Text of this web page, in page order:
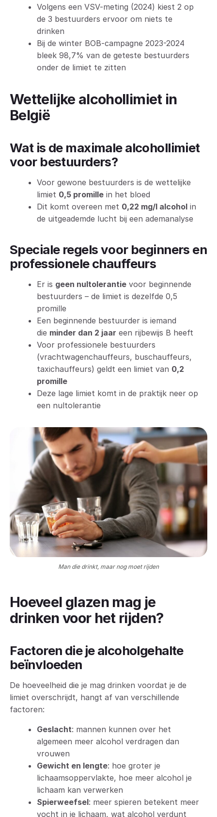
Volgens een VSV-meting (2024) kiest 2 op
de 3 bestuurders ervoor om niets te
drinken
Bij de winter BOB-campagne 2023-2024
bleek 98,7% van de geteste bestuurders
onder de limiet te zitten
Wettelijke alcohollimiet in
België
Wat is de maximale alcohollimiet
voor bestuurders?
Voor gewone bestuurders is de wettelijke
limiet 0,5 promille in het bloed
Dit komt overeen met 0,22 mg/l alcohol in
de uitgeademde lucht bij een ademanalyse
Speciale regels voor beginners en
professionele chauffeurs
Er is geen nultolerantie voor beginnende
bestuurders – de limiet is dezelfde 0,5
promille
Een beginnende bestuurder is iemand
die minder dan 2 jaar een rijbewijs B heeft
Voor professionele bestuurders
(vrachtwagenchauffeurs, buschauffeurs,
taxichauffeurs) geldt een limiet van 0,2
promille
Deze lage limiet komt in de praktijk neer op
een nultolerantie
Man die drinkt, maar nog moet rijden
Hoeveel glazen mag je
drinken voor het rijden?
Factoren die je alcoholgehalte
beïnvloeden
De hoeveelheid die je mag drinken voordat je de
limiet overschrijdt, hangt af van verschillende
factoren:
Geslacht: mannen kunnen over het
algemeen meer alcohol verdragen dan
vrouwen
Gewicht en lengte: hoe groter je
lichaamsoppervlakte, hoe meer alcohol je
lichaam kan verwerken
Spierweefsel: meer spieren betekent meer
vocht in je lichaam, wat alcohol verdunt